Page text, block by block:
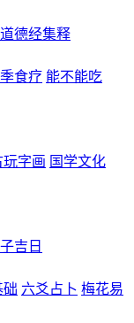
道德经集释
食疗 能不能吃
玩字画 国学文化
吉日
础 六爻占卜 梅花易